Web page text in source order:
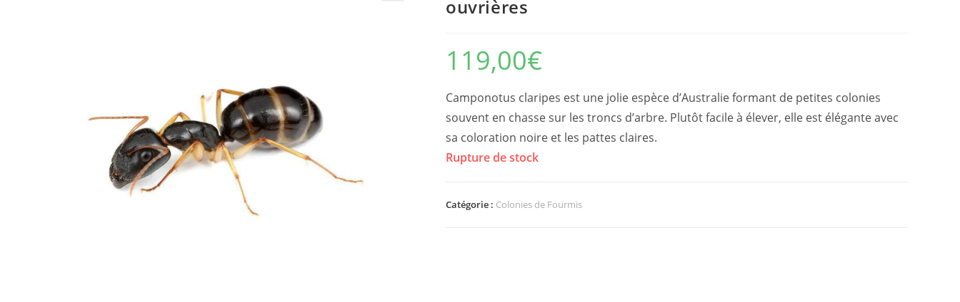
ouvrières
119,00€
Camponotus claripes est une jolie espèce d’Australie formant de petites colonies
souvent en chasse sur les troncs d’arbre. Plutôt facile à élever, elle est élégante avec
sa coloration noire et les pattes claires.
Rupture de stock
Catégorie : Colonies de Fourmis